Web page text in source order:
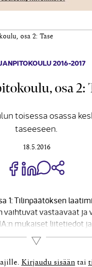
osa 2: Tase
2016-2017
osa 2:
toisessa osassa
taseeseen.
18.5.2016
Jaa Share on Facebook
Jaa Share on
Jaa
1: Tilinpäätöksen
vaihtuvat vastaavaat ja
mukaiset liitetiedot ja
Tilinpäätös
sen arvostus- ja
Usein mielletään,
Lue lisää
Kirjaudu sisään tai